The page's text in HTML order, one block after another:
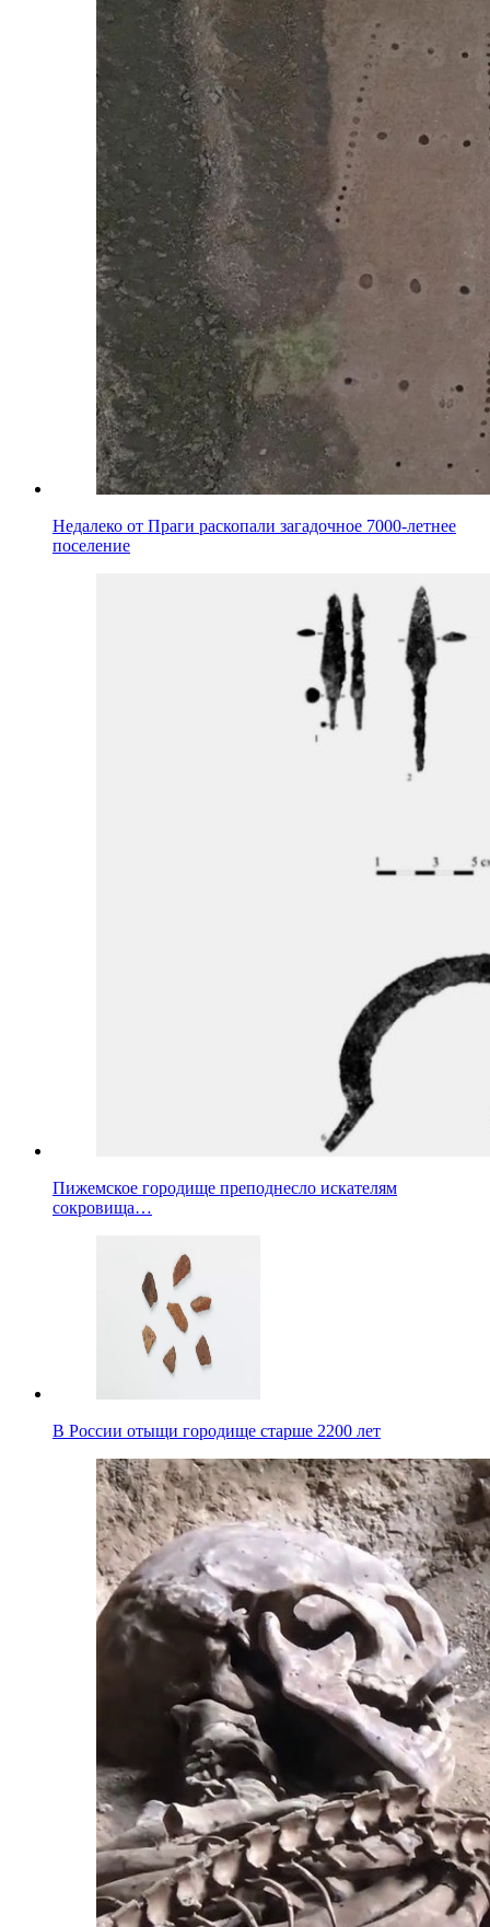
Недалеко от Праги раскопали загадочное 7000-летнее
поселение
Пижемское городище преподнесло искателям
сокровища…
В России отыщи городище старше 2200 лет